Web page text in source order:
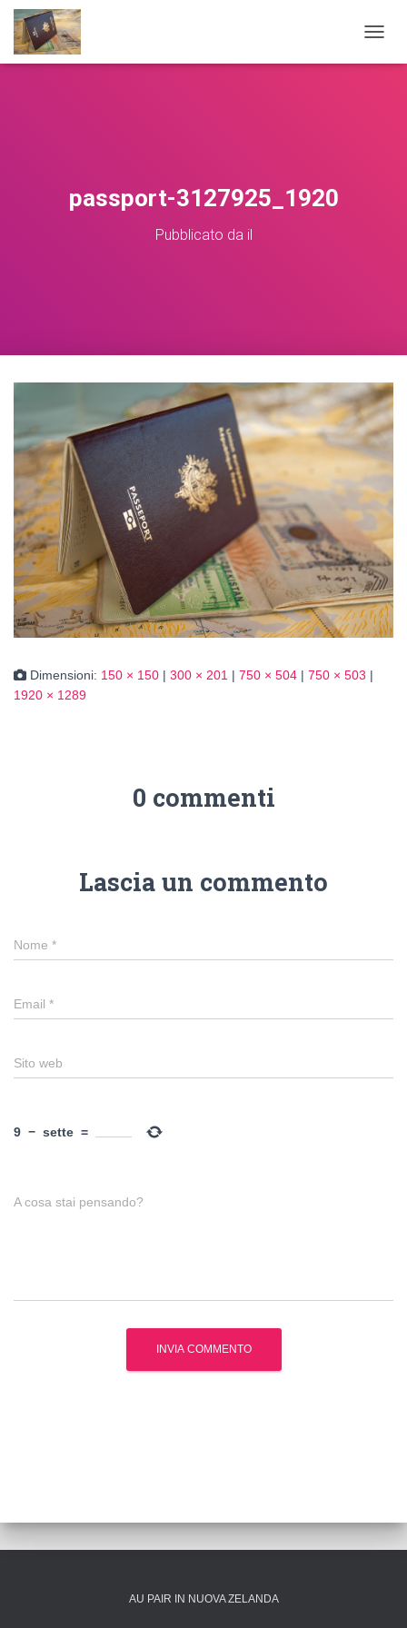
passport-3127925_1920
Pubblicato da il
Dimensioni: 150 × 150 | 300 × 201 | 750 × 504 | 750 × 503 |
1920 × 1289
0 commenti
Lascia un commento
Nome *
Email *
Sito web
9 − sette =
A cosa stai pensando?
AU PAIR IN NUOVA ZELANDA